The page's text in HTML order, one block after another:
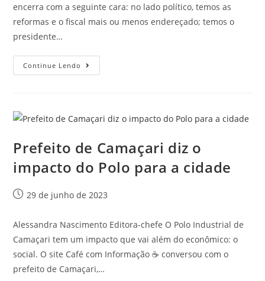
encerra com a seguinte cara: no lado político, temos as
reformas e o fiscal mais ou menos endereçado; temos o
presidente…
Continue Lendo
Prefeito de Camaçari diz o
impacto do Polo para a cidade
29 de junho de 2023
Alessandra Nascimento Editora-chefe O Polo Industrial de
Camaçari tem um impacto que vai além do econômico: o
social. O site Café com Informação ☕️ conversou com o
prefeito de Camaçari,…